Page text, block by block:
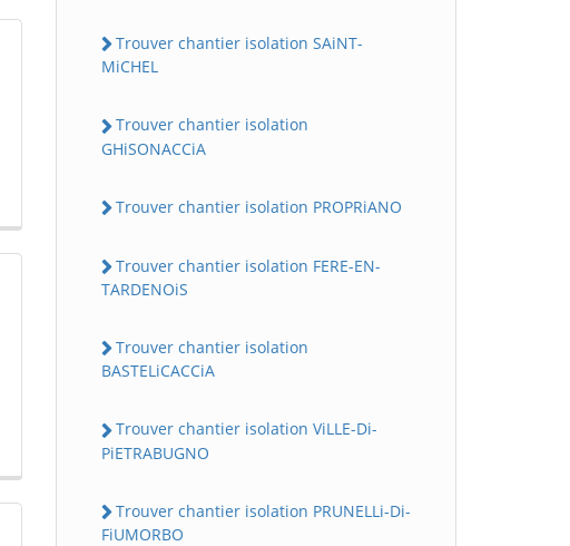
Trouver chantier isolation SAiNT-
MiCHEL
Trouver chantier isolation
GHiSONACCiA
Trouver chantier isolation PROPRiANO
Trouver chantier isolation FERE-EN-
TARDENOiS
Trouver chantier isolation
BASTELiCACCiA
Trouver chantier isolation ViLLE-Di-
PiETRABUGNO
Trouver chantier isolation PRUNELLi-Di-
FiUMORBO